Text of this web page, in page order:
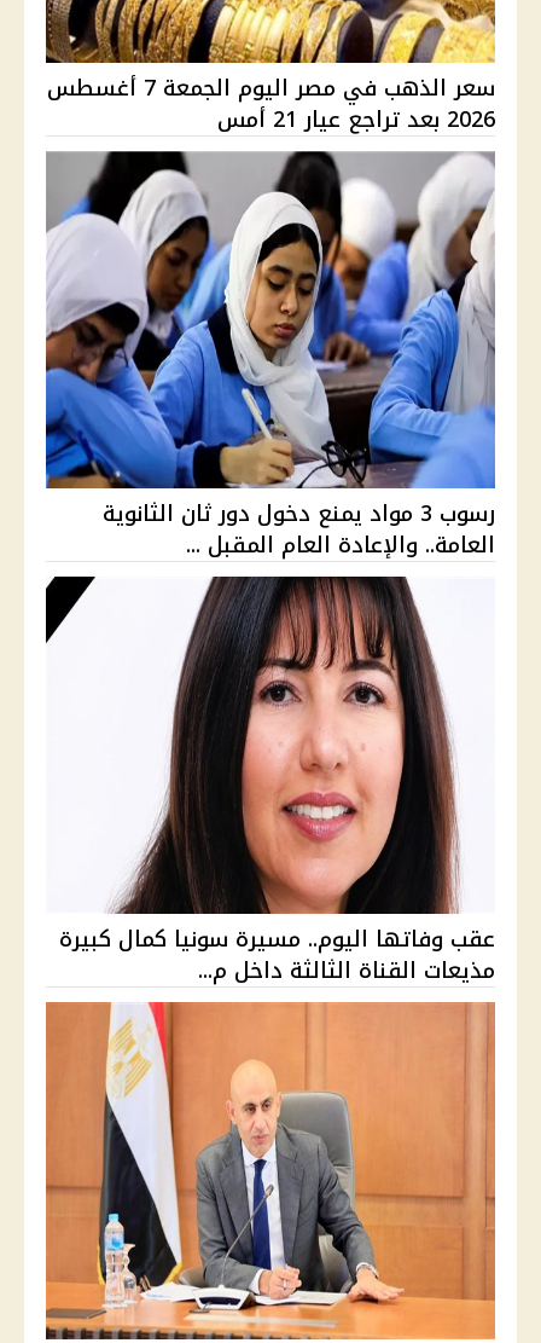
سعر الذهب في مصر اليوم الجمعة 7 أغسطس
2026 بعد تراجع عيار 21 أمس
رسوب 3 مواد يمنع دخول دور ثان الثانوية
العامة.. والإعادة العام المقبل ...
عقب وفاتها اليوم.. مسيرة سونيا كمال كبيرة
مذيعات القناة الثالثة داخل م...